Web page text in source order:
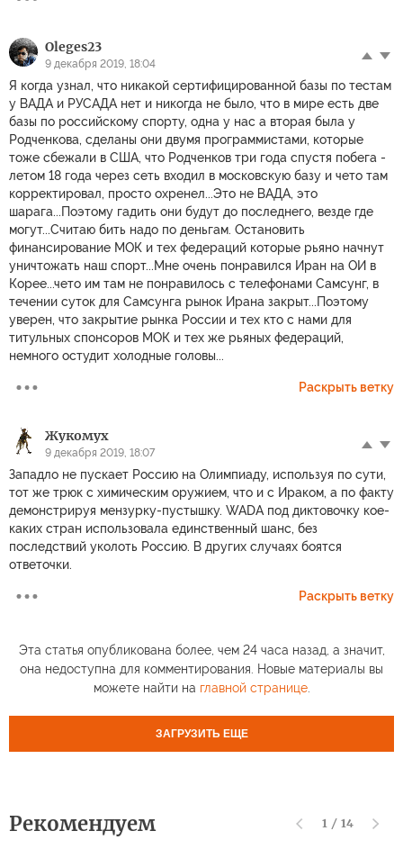
Oleges23
9 декабря 2019, 18:04
Я когда узнал, что никакой сертифицированной базы по тестам
у ВАДА и РУСАДА нет и никогда не было, что в мире есть две
базы по российскому спорту, одна у нас а вторая была у
Родченкова, сделаны они двумя программистами, которые
тоже сбежали в США, что Родченков три года спустя побега -
летом 18 года через сеть входил в московскую базу и чето там
корректировал, просто охренел...Это не ВАДА, это
шарага...Поэтому гадить они будут до последнего, везде где
могут...Считаю бить надо по деньгам. Остановить
финансирование МОК и тех федераций которые рьяно начнут
уничтожать наш спорт...Мне очень понравился Иран на ОИ в
Корее...чето им там не понравилось с телефонами Самсунг, в
течении суток для Самсунга рынок Ирана закрыт...Поэтому
уверен, что закрытие рынка России и тех кто с нами для
титульных спонсоров МОК и тех же рьяных федераций,
немного остудит холодные головы...
Раскрыть ветку
Жукомух
9 декабря 2019, 18:07
Западло не пускает Россию на Олимпиаду, используя по сути,
тот же трюк с химическим оружием, что и с Ираком, а по факту
демонстрируя мензурку-пустышку. WADA под диктовочку кое-
каких стран использовала единственный шанс, без
последствий уколоть Россию. В других случаях боятся
ответочки.
Раскрыть ветку
Эта статья опубликована более, чем 24 часа назад, а значит,
она недоступна для комментирования. Новые материалы вы
можете найти на главной странице.
ЗАГРУЗИТЬ ЕЩЕ
Рекомендуем 1 / 14